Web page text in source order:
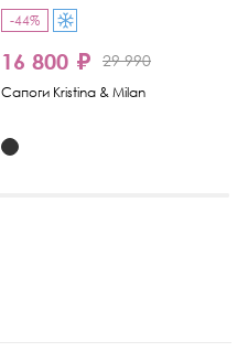
-44%
16 800 ₽ 29 990
Сапоги Kristina & Milan